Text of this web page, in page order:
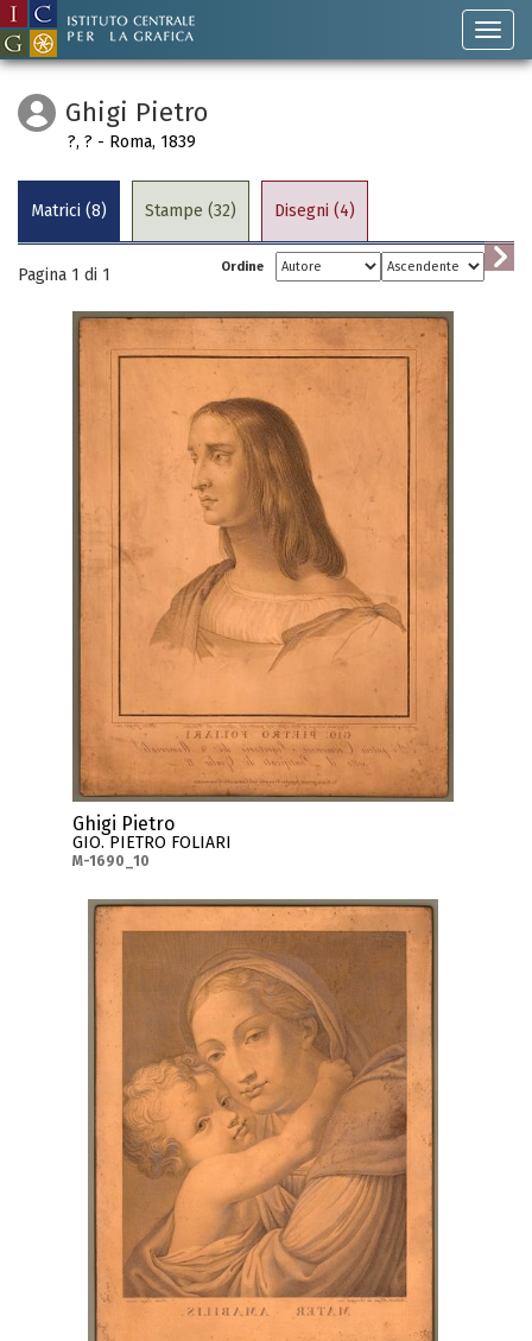
Ghigi Pietro
?, ? - Roma, 1839
Matrici (8) Stampe (32) Disegni (4)
Pagina 1 di 1 Ordine
Ghigi Pietro
GIO. PIETRO FOLIARI
M-1690_10